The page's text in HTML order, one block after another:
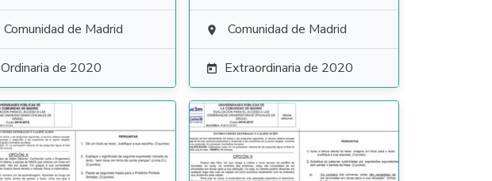
Comunidad de Madrid
Ordinaria de 2020
 Comunidad de Madrid
 Extraordinaria de 2020